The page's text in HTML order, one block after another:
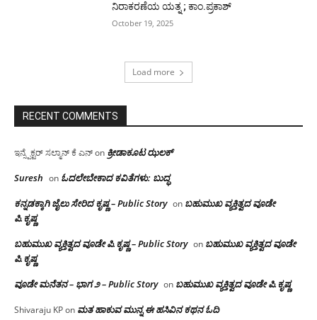
ನಿರಾಕರಣೆಯ ಯತ್ನ ; ಕಾಂ.ಪ್ರಕಾಶ್
October 19, 2025
Load more
RECENT COMMENTS
ಇನ್ಸ್ಪೆಕ್ಟರ್ ಸಲ್ಮಾನ್ ಕೆ ಎನ್on ಕ್ರೀಡಾಕೂಟ ಝಲಕ್
Suresh on ಓದಲೇಬೇಕಾದ‌ ಕವಿತೆಗಳು: ಬುದ್ಧ
ಕನ್ನಡಕ್ಕಾಗಿ ಜೈಲು ಸೇರಿದ ಕೃಷ್ಣ – Public Story on ಬಹುಮುಖ ವ್ಯಕ್ತಿತ್ವದ ವೂಡೇ
ಪಿ.ಕೃಷ್ಣ
ಬಹುಮುಖ ವ್ಯಕ್ತಿತ್ವದ ವೂಡೇ ಪಿ.ಕೃಷ್ಣ – Public Story on ಬಹುಮುಖ ವ್ಯಕ್ತಿತ್ವದ ವೂಡೇ
ಪಿ.ಕೃಷ್ಣ
ವೂಡೇ ಮನೆತನ – ಭಾಗ ೨ – Public Story on ಬಹುಮುಖ ವ್ಯಕ್ತಿತ್ವದ ವೂಡೇ ಪಿ.ಕೃಷ್ಣ
Shivaraju KPon ಮತ ಹಾಕುವ ಮುನ್ನ ಈ ಹಸಿವಿನ ಕಥನ ಓದಿ